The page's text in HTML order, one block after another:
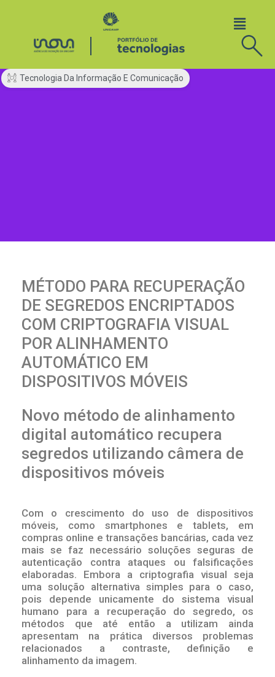
Tecnologia Da Informação E Comunicação
MÉTODO PARA RECUPERAÇÃO
DE SEGREDOS ENCRIPTADOS
COM CRIPTOGRAFIA VISUAL
POR ALINHAMENTO
AUTOMÁTICO EM
DISPOSITIVOS MÓVEIS
Novo método de alinhamento
digital automático recupera
segredos utilizando câmera de
dispositivos móveis
Com o crescimento do uso de dispositivos
móveis, como smartphones e tablets, em
compras online e transações bancárias, cada vez
mais se faz necessário soluções seguras de
autenticação contra ataques ou falsificações
elaboradas. Embora a criptografia visual seja
uma solução alternativa simples para o caso,
pois depende unicamente do sistema visual
humano para a recuperação do segredo, os
métodos que até então a utilizam ainda
apresentam na prática diversos problemas
relacionados a contraste, definição e
alinhamento da imagem.